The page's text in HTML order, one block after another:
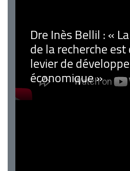
Dre Inès Bellil : «
de la recherche
levier de
économique »